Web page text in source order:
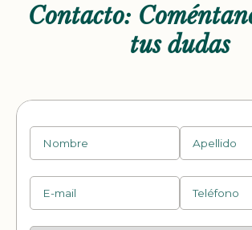
Contacto:
tus dudas